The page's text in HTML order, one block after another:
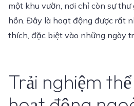
một khu vườn, nơi chỉ còn sự
hồn. Đây là hoạt động được rất
thích, đặc biệt vào những ngày
Trải nghiệm